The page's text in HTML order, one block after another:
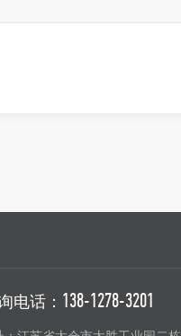
电话： 138-1278-3201